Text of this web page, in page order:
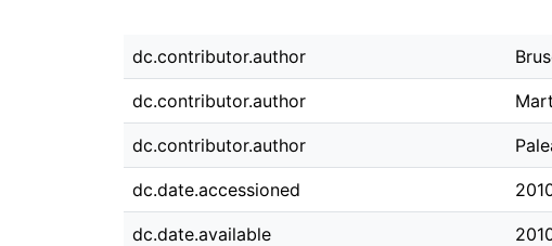
dc.contributor.author
dc.contributor.author
dc.contributor.author
dc.date.accessioned
dc.date.available